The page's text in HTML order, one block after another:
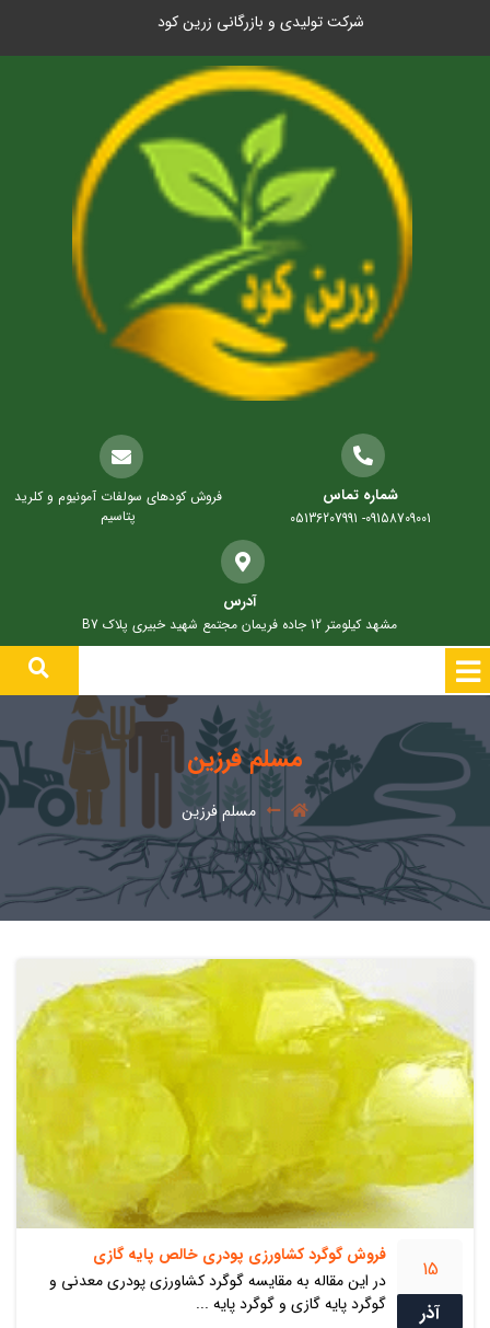
شرکت تولیدی و بازرگانی زرین کود
شماره تماس
09158709001- 05136207991
فروش کودهای سولفات آمونیوم و کلرید
پتاسیم
آدرس
مشهد کیلومتر 12 جاده فریمان مجتمع شهید خبیری پلاک B7
مسلم فرزین
مسلم فرزین
15
آذر
فروش گوگرد کشاورزی پودری خالص پایه گازی
در این مقاله به مقایسه گوگرد کشاورزی پودری معدنی و
گوگرد پایه گازی و گوگرد پایه ...